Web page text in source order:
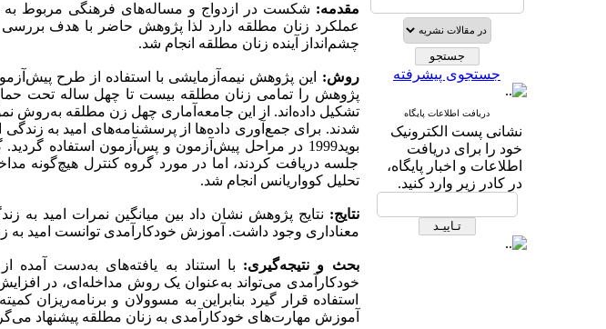
جستجوی پیشرفته
دریافت اطلاعات پایگاه
نشانی پست الکترونیک
خود را برای دریافت
اطلاعات و اخبار پایگاه،
در کادر زیر وارد کنید.
مقدمه: شکست در ازدواج و مساله‌های فرهنگی مربوط به
عملکرد زنان مطلقه دارد لذا پژوهش حاضر با هدف
چشم‌انداز آینده زنان مطلقه انجام شد.
روش:
این پژوهش نیمه‌آزمایشی با استفاده از طرح
تشکیل داده‌اند. از این جامعه‌آماری چهل زن مطلقه به‌روش
بوید1999 در مراحل پیش‌آزمون و پس‌آزمون استفاده
جلسه دریافت کردند، اما در مورد گروه کنترل هیچ‌گونه
تحلیل کوواریانس انجام شد.
نتایج: نتایج پژوهش نشان داد بین میانگین نمرات امید به
معناداری وجود داشت. آموزش خودکارآمدی توانست امید به
بحث و نتیجه‌گیری: با استناد به یافته‌های به‌دست
خودکارآمدی می‌تواند به‌عنوان یک روش مداخله‌ای، در
استفاده قرار گیرد بنابراین به مسوولان و برنامه‌ریزان
آموزش مهارت‌های خودکارآمدی به زنان مطلقه پیشنهاد